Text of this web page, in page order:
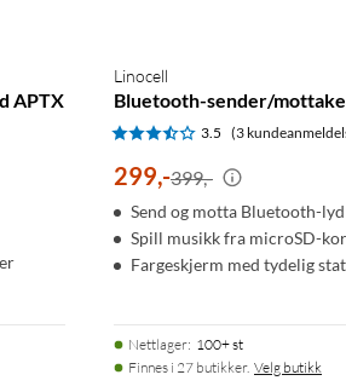
APTX
Linocell
Bluetooth-sender/
3.5 (3
299,-399,-
Send og motta Bluetooth-lyd
Spill musikk fra microSD-
Fargeskjerm med tydelig
Nettlager: 100+ st
Finnes i 27 butikker. Velg butikk